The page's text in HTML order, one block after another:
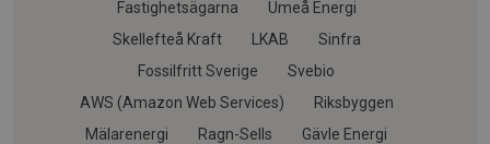
Fastighetsägarna
Umeå Energi
Skellefteå Kraft
LKAB
Sinfra
Fossilfritt Sverige
Svebio
AWS (Amazon Web Services)
Riksbyggen
Mälarenergi
Ragn-Sells
Gävle Energi